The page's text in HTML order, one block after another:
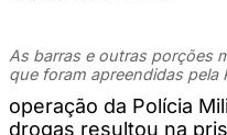
As barras e outras porções
que foram apreendidas pela
operação da Polícia
drogas resultou na